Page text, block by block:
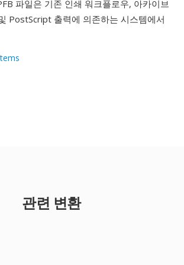
파일은 기존 인쇄 워크플로우, 아카이브
PostScript 출력에 의존하는 시스템에서
관련 변환